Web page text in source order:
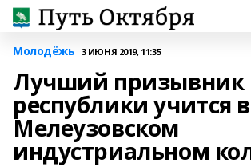
Молодёжь 3 ИЮНЯ 2019, 11:35
Лучший призывник
республики учится в
Мелеузовском
индустриальном